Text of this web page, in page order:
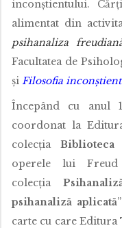
inconștientului.
alimentat din
psihanaliza
Facultatea de
și Filosofia
Începând cu anul
coordonat la
colecția Biblioteca
operele lui
colecția
psihanaliză aplicată
carte cu care Editura